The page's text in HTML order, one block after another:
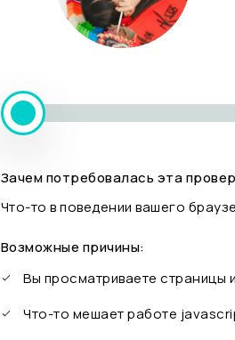
Зачем потребовалась эта
Что-то в поведении вашего
Возможные причины:
Вы просматриваете
Что-то мешает работе